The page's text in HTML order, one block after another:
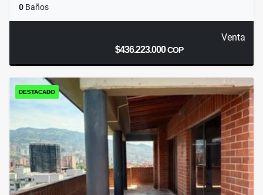
0 Baños
Venta
$436.223.000COP
DESTACADO